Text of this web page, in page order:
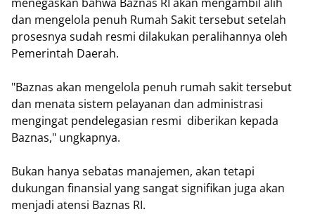
dan mengelola penuh Rumah Sakit tersebut setelah
prosesnya sudah resmi dilakukan peralihannya oleh
Pemerintah Daerah.
"Baznas akan mengelola penuh rumah sakit tersebut
dan menata sistem pelayanan dan administrasi
mengingat pendelegasian resmi diberikan kepada
Baznas," ungkapnya.
Bukan hanya sebatas manajemen, akan tetapi
dukungan finansial yang sangat signifikan juga akan
menjadi atensi Baznas RI.